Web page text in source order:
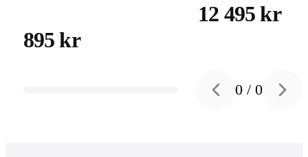
895 kr
12 495 kr
Previous slide
0 /0 Next